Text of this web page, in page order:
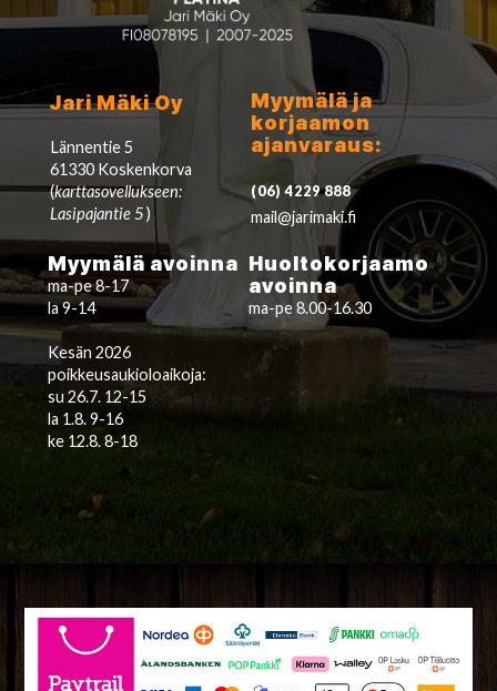
Jari Mäki Oy
Lännentie 5
61330 Koskenkorva
(karttasovellukseen:
Lasipajantie 5)
Myymälä ja
korjaamon
ajanvaraus:
(06) 4229 888
mail@jarimaki.fi
Myymälä avoinna
ma-pe 8-17
la 9-14
Kesän 2026
poikkeusaukioloaikoja:
su 26.7. 12-15
la 1.8. 9-16
ke 12.8. 8-18
Huoltokorjaamo
avoinna
ma-pe 8.00-16.30